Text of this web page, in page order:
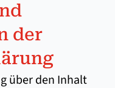
der
über den Inhalt